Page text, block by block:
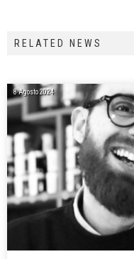
RELATED NEWS
8 Agosto 2024